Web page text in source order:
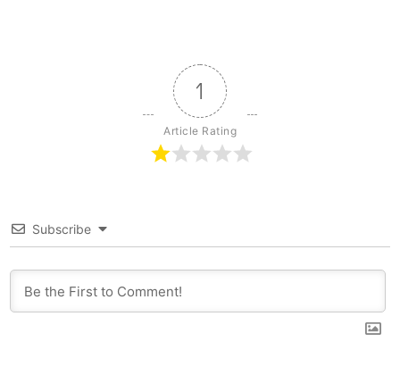
1
Article Rating
Subscribe